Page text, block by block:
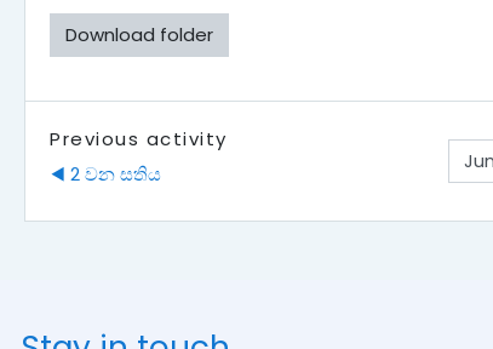
Download folder
Previous activity
◀︎ 2 වන සතිය
Jump to...